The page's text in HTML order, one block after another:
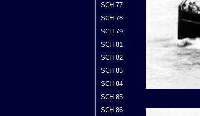
SCH 77
SCH 78
SCH 79
SCH 81
SCH 82
SCH 83
SCH 84
SCH 85
SCH 86